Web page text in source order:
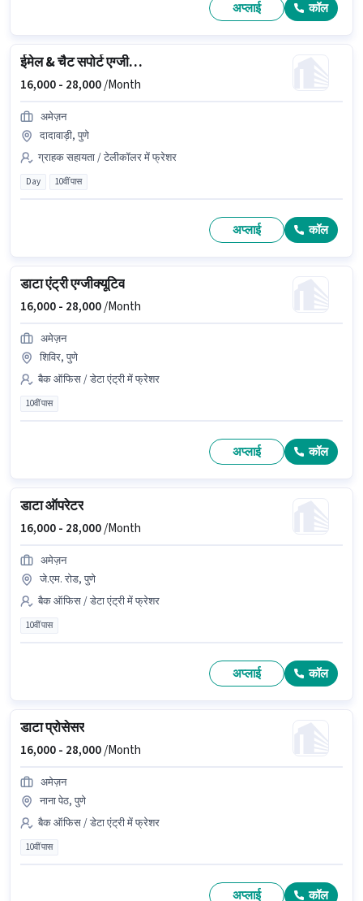
अप्लाई कॉल
ईमेल & चैट सपोर्ट एग्जीक्यूटिव
16,000 - 28,000/Month
अमेज़न
दादावाड़ी, पुणे
ग्राहक सहायता / टेलीकॉलर में फ्रेशर
Day 10वीं पास
अप्लाई कॉल
डाटा एंट्री एग्जीक्यूटिव
16,000 - 28,000/Month
अमेज़न
शिविर, पुणे
बैक ऑफिस / डेटा एंट्री में फ्रेशर
10वीं पास
अप्लाई कॉल
डाटा ऑपरेटर
16,000 - 28,000/Month
अमेज़न
जे.एम. रोड, पुणे
बैक ऑफिस / डेटा एंट्री में फ्रेशर
10वीं पास
अप्लाई कॉल
डाटा प्रोसेसर
16,000 - 28,000/Month
अमेज़न
नाना पेठ, पुणे
बैक ऑफिस / डेटा एंट्री में फ्रेशर
10वीं पास
अप्लाई कॉल